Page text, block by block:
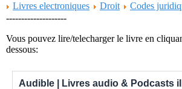
Livres electroniques
Droit
Codes
--------------------
Vous pouvez lire/telecharger le livre en
dessous:
Audible | Livres audio & Podcasts